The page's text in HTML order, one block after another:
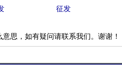
征发
思，如有疑问请联系我们。谢谢！